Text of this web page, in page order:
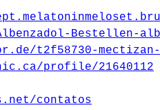
Bestellen-
t2f58730-mectizan-
profile/21640112
contatos